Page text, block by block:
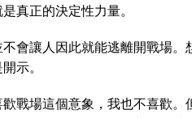
真正的決定性力量。
會讓人因此就能逃離開戰場
示。
戰場這個意象，我也不喜歡